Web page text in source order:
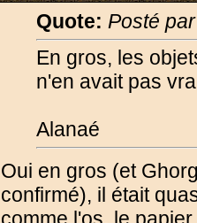
Quote: Posté
En gros, les
n'en avait pas
Alanaé
Oui en gros (et
confirmé), il était